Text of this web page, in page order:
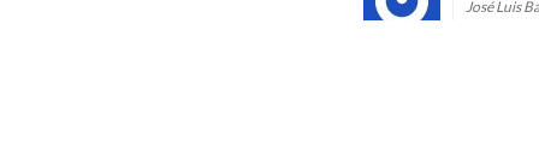
José Luis